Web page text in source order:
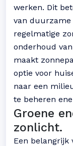
werken. Dit
van duurzame
regelmatige
onderhoud
maakt
optie voor
naar een
te beheren
Groene
zonlicht.
Een belangrijk